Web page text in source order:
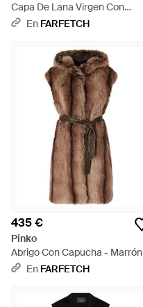
Capa De Lana Virgen Con
Botones - Negro
En FARFETCH
435 €
Pinko
Abrigo Con Capucha - Marrón
En FARFETCH